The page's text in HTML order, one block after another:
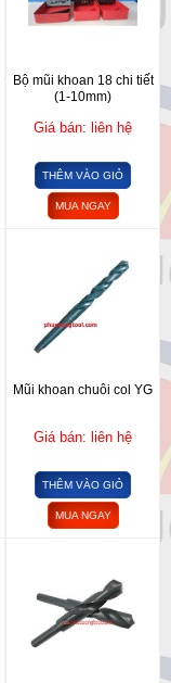
Bộ mũi khoan 18 chi tiết
(1-10mm)
Giá bán: liên hệ
THÊM VÀO GIỎ
MUA NGAY
Mũi khoan chuôi col YG
Giá bán: liên hệ
THÊM VÀO GIỎ
MUA NGAY